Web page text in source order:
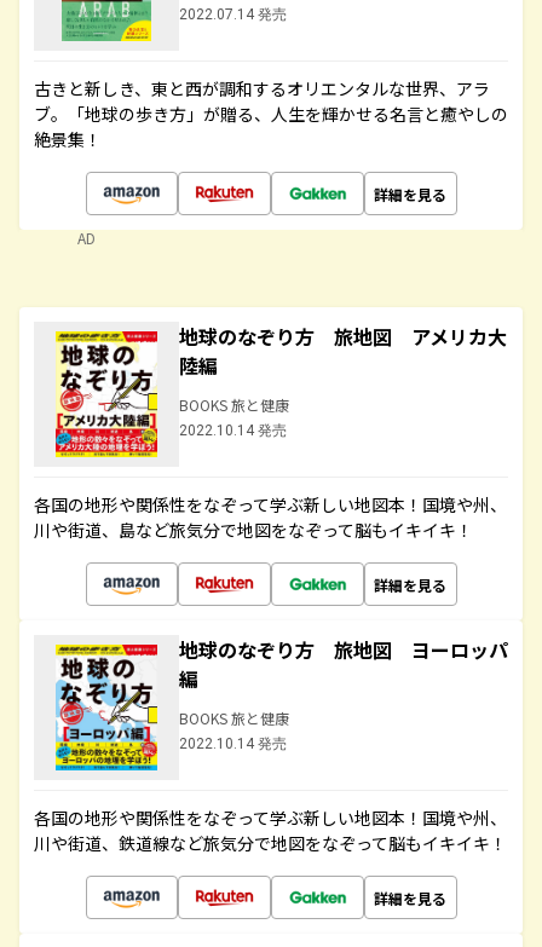
2022.07.14 発売
古きと新しき、東と西が調和するオリエンタルな世界、アラ
ブ。「地球の歩き方」が贈る、人生を輝かせる名言と癒やしの
絶景集！
詳細を見る
AD
地球のなぞり方 旅地図 アメリカ大
陸編
BOOKS 旅と健康
2022.10.14 発売
各国の地形や関係性をなぞって学ぶ新しい地図本！国境や州、
川や街道、島など旅気分で地図をなぞって脳もイキイキ！
詳細を見る
地球のなぞり方 旅地図 ヨーロッパ
編
BOOKS 旅と健康
2022.10.14 発売
各国の地形や関係性をなぞって学ぶ新しい地図本！国境や州、
川や街道、鉄道線など旅気分で地図をなぞって脳もイキイキ！
詳細を見る